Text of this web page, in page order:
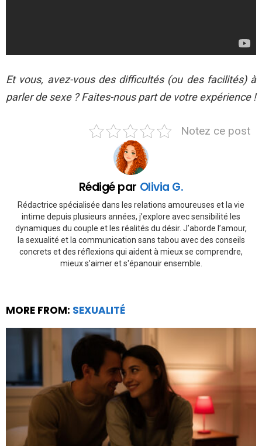
Et vous, avez-vous des difficultés (ou des facilités) à
parler de sexe ? Faites-nous part de votre expérience !
Notez ce post
Rédigé par Olivia G.
Rédactrice spécialisée dans les relations amoureuses et la vie
intime depuis plusieurs années, j’explore avec sensibilité les
dynamiques du couple et les réalités du désir. J’aborde l’amour,
la sexualité et la communication sans tabou avec des conseils
concrets et des réflexions qui aident à mieux se comprendre,
mieux s’aimer et s'épanouir ensemble.
MORE FROM: SEXUALITÉ